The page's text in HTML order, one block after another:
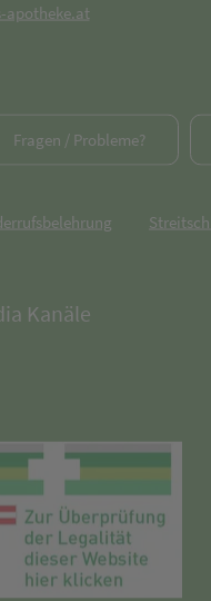
apotheke.at
Fragen / Probleme?
Kanäle
in neuem Tab)